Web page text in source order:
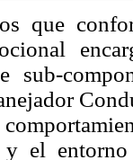
que
sub-
y el